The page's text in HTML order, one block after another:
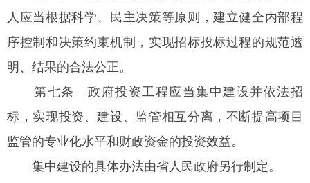
人应当根据科学、民主决策等原则，建立健全内部程
序控制和决策约束机制，实现招标投标过程的规范透
明、结果的合法公正。
第七条
政府投资工程应当集中建设并依法招
标，实现投资、建设、监管相互分离，不断提高项目
监管的专业化水平和财政资金的投资效益。
集中建设的具体办法由省人民政府另行制定。